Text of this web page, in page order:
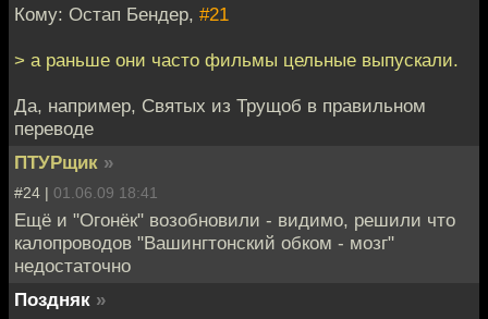
Кому: Остап Бендер, #21
> а раньше они часто фильмы цельные выпускали.
Да, например, Святых из Трущоб в правильном
переводе
ПТУРщик »
#24 | 01.06.09 18:41
Ещё и "Огонёк" возобновили - видимо, решили что
калопроводов "Вашингтонский обком - мозг"
недостаточно
Поздняк »